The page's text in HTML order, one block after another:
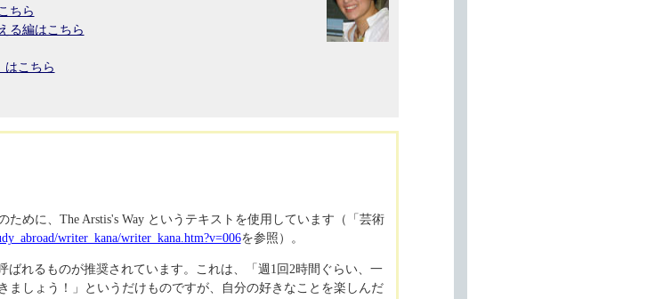
ちら
る編はこちら
はこちら
めに、The Arstis's Way というテキストを使用しています（「芸術
writer_kana/writer_kana.htm?v=006を参照）。
ばれるものが推奨されています。これは、「週1回2時間ぐらい、一
ましょう！」というだけものですが、自分の好きなことを楽しんだ